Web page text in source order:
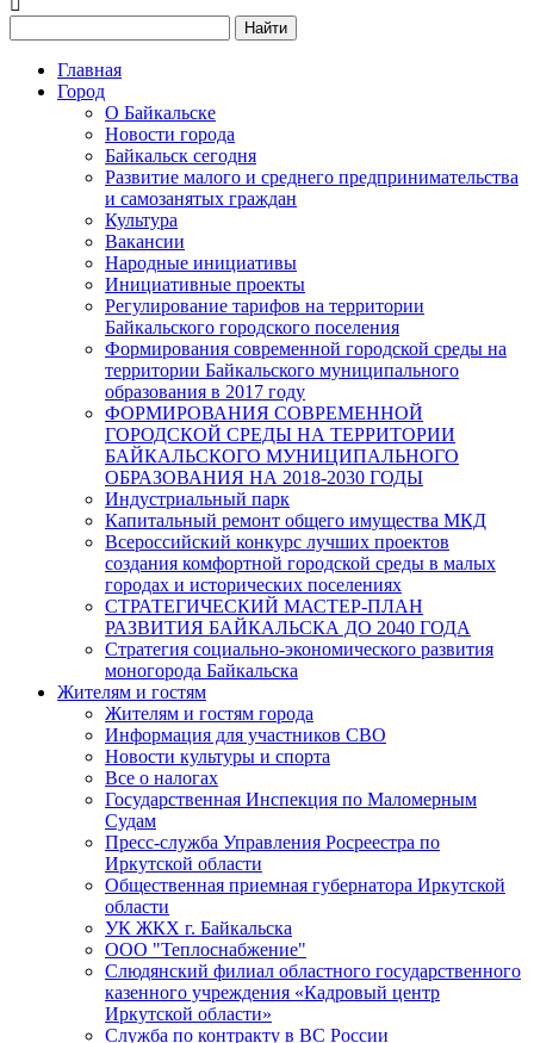
Найти
Главная
Город
О Байкальске
Новости города
Байкальск сегодня
Развитие малого и среднего предпринимательства
и самозанятых граждан
Культура
Вакансии
Народные инициативы
Инициативные проекты
Регулирование тарифов на территории
Байкальского городского поселения
Формирования современной городской среды на
территории Байкальского муниципального
образования в 2017 году
ФОРМИРОВАНИЯ СОВРЕМЕННОЙ
ГОРОДСКОЙ СРЕДЫ НА ТЕРРИТОРИИ
БАЙКАЛЬСКОГО МУНИЦИПАЛЬНОГО
ОБРАЗОВАНИЯ НА 2018-2030 ГОДЫ
Индустриальный парк
Капитальный ремонт общего имущества МКД
Всероссийский конкурс лучших проектов
создания комфортной городской среды в малых
городах и исторических поселениях
СТРАТЕГИЧЕСКИЙ МАСТЕР-ПЛАН
РАЗВИТИЯ БАЙКАЛЬСКА ДО 2040 ГОДА
Стратегия социально-экономического развития
моногорода Байкальска
Жителям и гостям
Жителям и гостям города
Информация для участников СВО
Новости культуры и спорта
Все о налогах
Государственная Инспекция по Маломерным
Судам
Пресс-служба Управления Росреестра по
Иркутской области
Общественная приемная губернатора Иркутской
области
УК ЖКХ г. Байкальска
ООО "Теплоснабжение"
Слюдянский филиал областного государственного
казенного учреждения «Кадровый центр
Иркутской области»
Служба по контракту в ВС России